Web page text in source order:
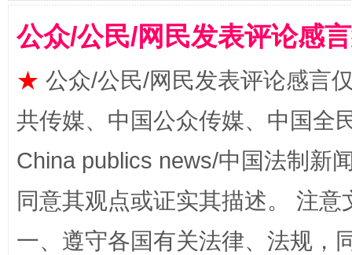
全民健身五年计划来了！等你上场
公众/公民/网民发表评论感
★ 公众/公民/网民发表评论感言
共传媒、中国公众传媒、中国全
China publics news/中国法制新
同意其观点或证实其描述。 注
一、遵守各国有关法律、法规，